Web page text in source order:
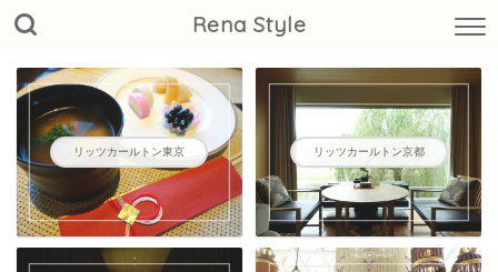
Rena Style
リッツカールトン東京 リッツカールトン京都